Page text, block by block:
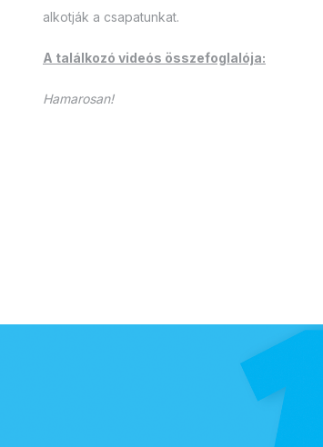
alkotják a csapatunkat.
A találkozó videós összefoglalója:
Hamarosan!